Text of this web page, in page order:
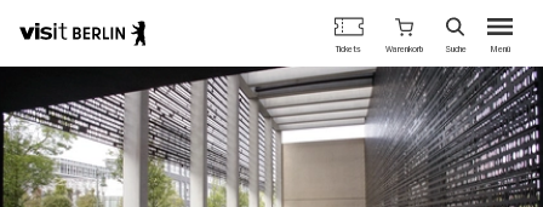
Inhalt
Berlins
offizielles
Tourismusportal
Menü
Tickets Warenkorb Suche